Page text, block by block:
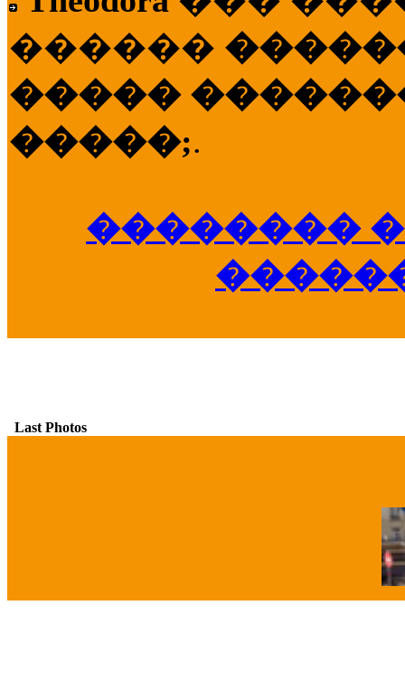
������
�����
�����;.
��������
Last Photos